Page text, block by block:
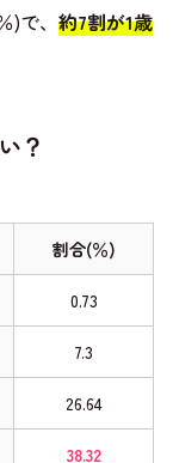
で、 約7割が1歳
？
割合(％)
0.73
7.3
26.64
38.32